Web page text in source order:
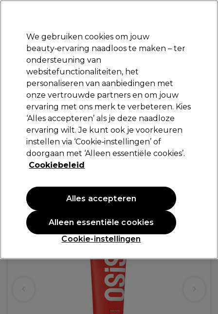
Aanmelden
Merken Deals Haar Elektra
Volgende dag geleverd*
Na verzending, maandag t/m vrijdag
Schwarzkopf Professional
Schwarzkopf Osis+ G. Force 150ml
19,05 €
PROMOTIE
We gebruiken cookies om jouw
beauty‑ervaring naadloos te maken – ter
ondersteuning van
websitefunctionaliteiten, het
personaliseren van aanbiedingen met
onze vertrouwde partners en om jouw
ervaring met ons merk te verbeteren. Kies
‘Alles accepteren’ als je deze naadloze
ervaring wilt. Je kunt ook je voorkeuren
instellen via ‘Cookie‑instellingen’ of
doorgaan met ‘Alleen essentiële cookies’.
Cookiebeleid
Cookie-instellingen
Alleen essentiële cookies
Alles accepteren